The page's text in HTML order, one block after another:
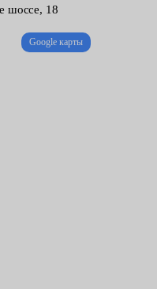
шоссе, 18
Google карты